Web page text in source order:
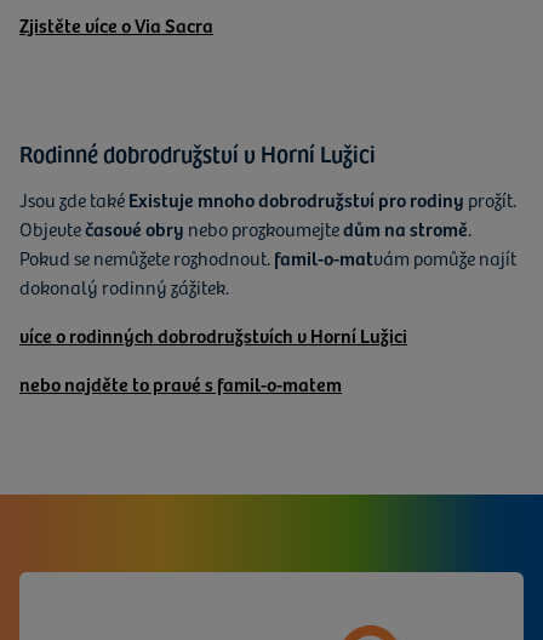
Zjistěte více o Via Sacra
Rodinné dobrodružství v Horní Lužici
Jsou zde takéExistuje mnoho dobrodružství pro rodiny prožít.
Objevtečasové obry nebo prozkoumejtedům na stromě.
Pokud se nemůžete rozhodnout.famil-o-matvám pomůže najít
dokonalý rodinný zážitek.
více o rodinných dobrodružstvích v Horní Lužici
nebo najděte to pravé s famil-o-matem